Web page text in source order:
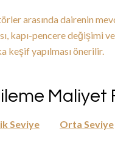
arasında dairenin
kapı-pencere değişimi
keşif yapılması önerilir.
Maliyet
Seviye Orta Seviye